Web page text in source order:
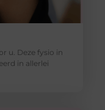
u. Deze fysio in
in allerlei